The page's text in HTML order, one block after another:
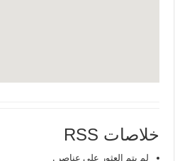
خلاصات RSS
لم يتم العثور على عناصر .